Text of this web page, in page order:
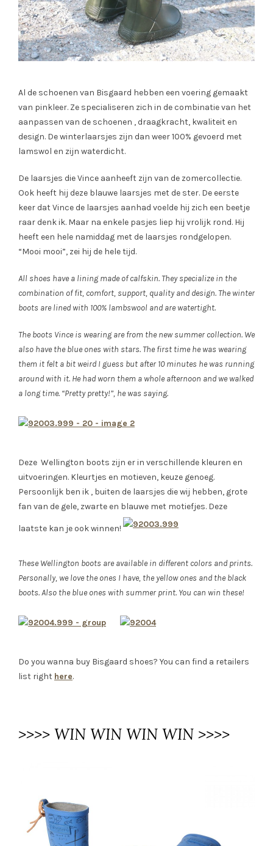
Al de schoenen van Bisgaard hebben een voering gemaakt
van pinkleer. Ze specialiseren zich in de combinatie van het
aanpassen van de schoenen , draagkracht, kwaliteit en
design. De winterlaarsjes zijn dan weer 100% gevoerd met
lamswol en zijn waterdicht.
De laarsjes die Vince aanheeft zijn van de zomercollectie.
Ook heeft hij deze blauwe laarsjes met de ster. De eerste
keer dat Vince de laarsjes aanhad voelde hij zich een beetje
raar denk ik. Maar na enkele pasjes liep hij vrolijk rond. Hij
heeft een hele namiddag met de laarsjes rondgelopen.
“Mooi mooi”, zei hij de hele tijd.
All shoes have a lining made of calfskin. They specialize in the
combination of fit, comfort, support, quality and design. The winter
boots are lined with 100% lambswool and are watertight.
The boots Vince is wearing are from the new summer collection. We
also have the blue ones with stars. The first time he was wearing
them it felt a bit weird I guess but after 10 minutes he was running
around with it. He had worn them a whole afternoon and we walked
a long time. “Pretty pretty!”, he was saying.
Deze Wellington boots zijn er in verschillende kleuren en
uitvoeringen. Kleurtjes en motieven, keuze genoeg.
Persoonlijk ben ik , buiten de laarsjes die wij hebben, grote
fan van de gele, zwarte en blauwe met motiefjes. Deze
laatste kan je ook winnen!
These Wellington boots are available in different colors and prints.
Personally, we love the ones I have, the yellow ones and the black
boots. Also the blue ones with summer print. You can win these!
Do you wanna buy Bisgaard shoes? You can find a retailers
list right here.
>>>> WIN WIN WIN WIN >>>>